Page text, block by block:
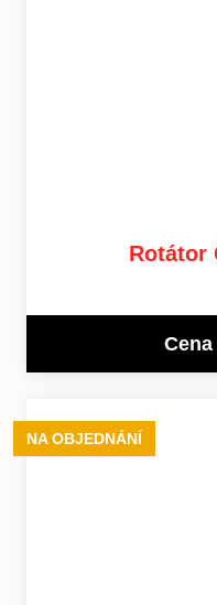
Rotátor
NA OBJEDNÁNÍ